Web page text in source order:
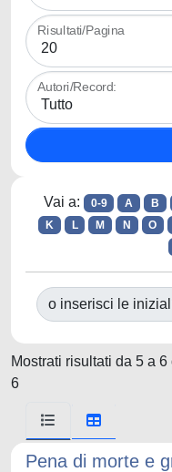
Risultati/Pagina
Autori/Record:
Vai a: 0-9 A B
K
L M N O
o inserisci le
Mostrati risultati da 5 a 6
6
Pena di morte e